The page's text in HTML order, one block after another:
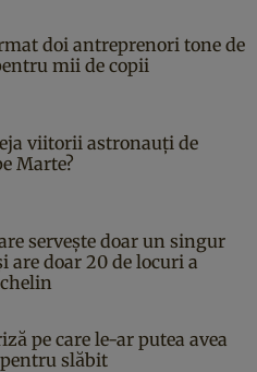
doi antreprenori tone de
mii de copii
viitorii astronauți de
Marte?
servește doar un singur
are doar 20 de locuri a
pe care le-ar putea avea
slăbit